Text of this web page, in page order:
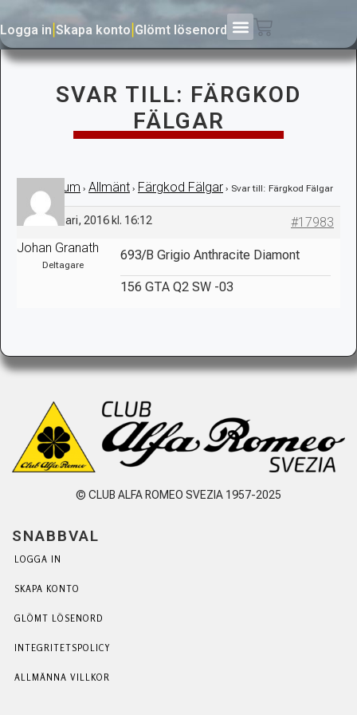
Logga in Skapa konto Glömt lösenord
SVAR TILL: FÄRGKOD
FÄLGAR
› Forum › Allmänt › Färgkod Fälgar › Svar till: Färgkod Fälgar
12 februari, 2016 kl. 16:12
#17983
Johan Granath
Deltagare
693/B Grigio Anthracite Diamont
156 GTA Q2 SW -03
© CLUB ALFA ROMEO SVEZIA 1957-2025
SNABBVAL
LOGGA IN
SKAPA KONTO
GLÖMT LÖSENORD
INTEGRITETSPOLICY
ALLMÄNNA VILLKOR